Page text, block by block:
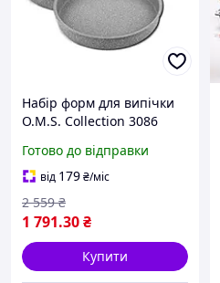
Набір форм для випічки
O.M.S. Collection 3086
Готово до відправки
від 179₴/міс
1 791.30₴
2 559 ₴
Купити